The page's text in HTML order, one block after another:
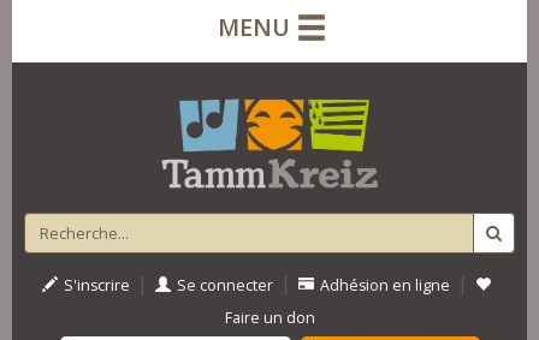
MENU
S'inscrire | Se connecter | Adhésion en ligne |
Faire un don